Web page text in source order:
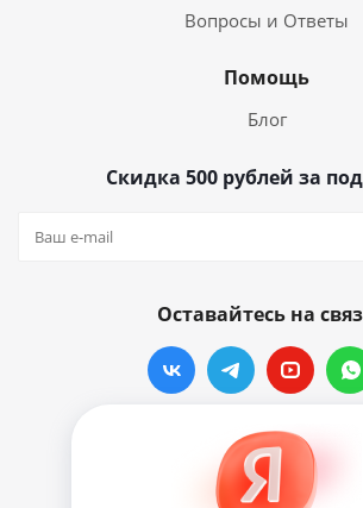
Вопросы и Ответы
Помощь
Блог
Скидка 500 рублей за
Оставайтесь на
Наши контакты
info@vinylmarkt.ru